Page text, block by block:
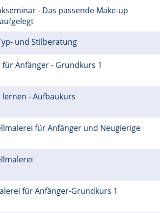
- Das passende Make-up
und Stilberatung
Anfänger - Grundkurs 1
- Aufbaukurs
für Anfänger und Neugierige
für Anfänger-Grundkurs 1